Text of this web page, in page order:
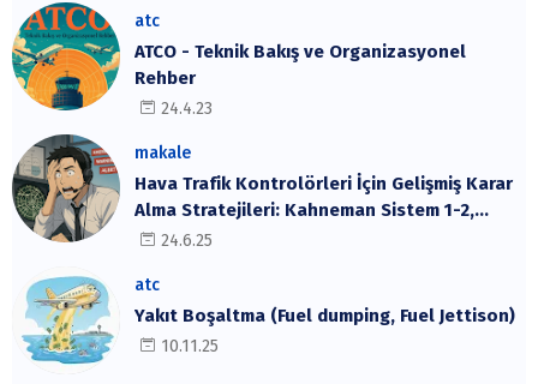
atc
ATCO - Teknik Bakış ve Organizasyonel
Rehber
24.4.23
makale
Hava Trafik Kontrolörleri İçin Gelişmiş Karar
Alma Stratejileri: Kahneman Sistem 1-2,
Cynefin Çerçevesi ve SRK Modeli
24.6.25
atc
Yakıt Boşaltma (Fuel dumping, Fuel Jettison)
10.11.25